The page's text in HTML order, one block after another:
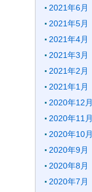
2021年6月
2021年5月
2021年4月
2021年3月
2021年2月
2021年1月
2020年12月
2020年11月
2020年10月
2020年9月
2020年8月
2020年7月